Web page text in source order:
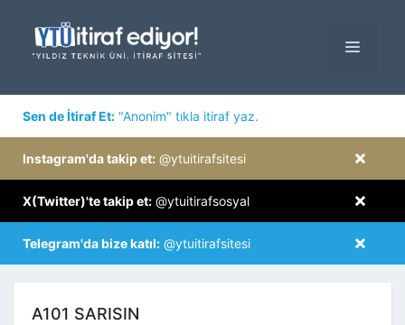
MENÜ
Sen de İtiraf Et: "Anonim" tıkla itiraf yaz.
×
Instagram'da takip et: @ytuitirafsitesi
×
X(Twitter)'te takip et: @ytuitirafsosyal
×
Telegram'da bize katıl: @ytuitirafsitesi
A101 SARISIN